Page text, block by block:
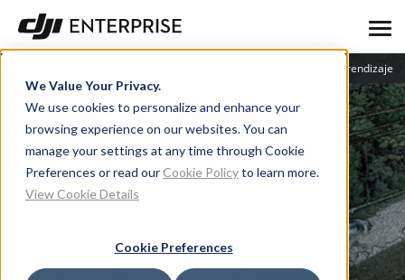
We Value Your Privacy.
We use cookies to personalize and enhance your
browsing experience on our websites. You can
manage your settings at any time through Cookie
Preferences or read our Cookie Policyto learn more.
View Cookie Details
Cookie Preferences
Centro de aprendizaje
Blog Importación de datos de un dron DJI en Trimble Business Center